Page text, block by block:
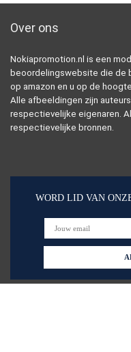
Over ons
Nokiapromotion.nl is een
beoordelingswebsite die de
op amazon en u op de
Alle afbeeldingen zijn
respectievelijke eigenaren.
respectievelijke bronnen.
WORD LID VAN